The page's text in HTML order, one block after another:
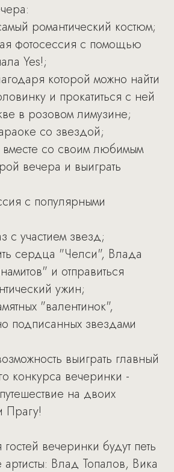
романтический костюм;
фотосессия с помощью
Yes!;
которой можно найти
и прокатиться с ней
в розовом лимузине;
со звездой;
вместе со своим любимым
вечера и выиграть
с популярными
с участием звезд;
сердца "Челси", Влада
и отправиться
ужин;
"валентинок",
подписанных звездами
выиграть главный
конкурса вечеринки -
на двоих
Прагу!
вечеринки будут петь
Влад Топалов, Вика